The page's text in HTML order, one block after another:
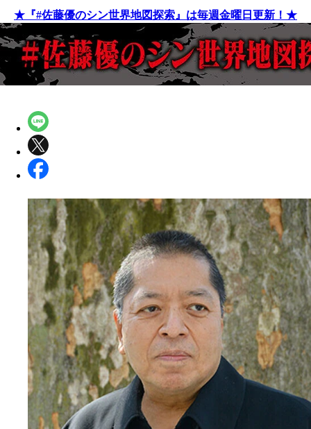
★『#佐藤優のシン世界地図探索』は毎週金曜日更新！★